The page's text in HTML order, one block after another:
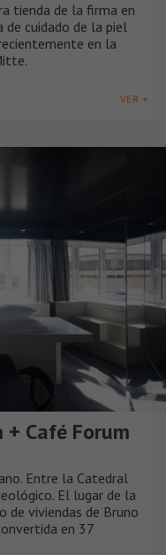
tienda de la firma en
de cuidado de la piel
en la
VER +
Café Forum
Entre la Catedral
El lugar de la
de viviendas de Bruno
en 37